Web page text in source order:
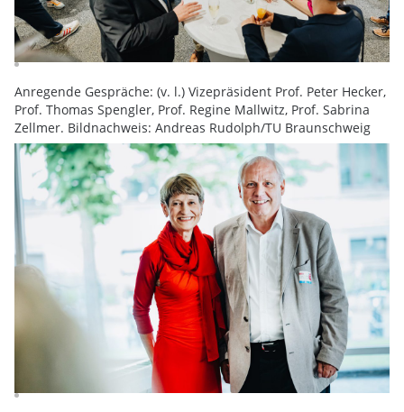
Anregende Gespräche: (v. l.) Vizepräsident Prof. Peter Hecker,
Prof. Thomas Spengler, Prof. Regine Mallwitz, Prof. Sabrina
Zellmer. Bildnachweis: Andreas Rudolph/TU Braunschweig